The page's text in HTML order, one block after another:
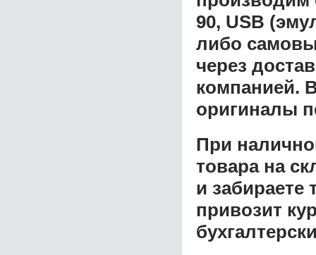
90, USB
либо
через
компанией.
оригиналы
При
товара на
и забираете
привозит